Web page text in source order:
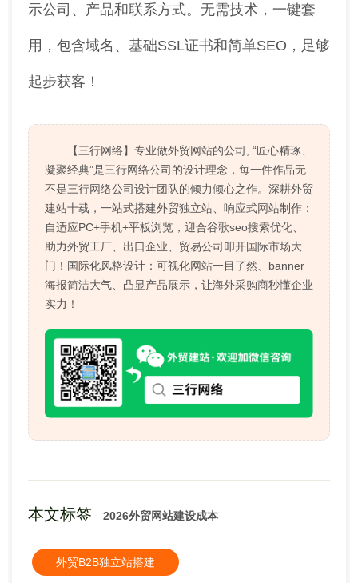
示公司、产品和联系方式。无需技术，一键套
用，包含域名、基础SSL证书和简单SEO，足够
起步获客！
【三行网络】专业做外贸网站的公司, “匠心精琢、
凝聚经典”是三行网络公司的设计理念，每一件作品无
不是三行网络公司设计团队的倾力倾心之作。深耕外贸
建站十载，一站式搭建外贸独立站、响应式网站制作：
自适应PC+手机+平板浏览，迎合谷歌seo搜索优化、
助力外贸工厂、出口企业、贸易公司叩开国际市场大
门！国际化风格设计：可视化网站一目了然、banner
海报简洁大气、凸显产品展示，让海外采购商秒懂企业
实力！
本文标签 2026外贸网站建设成本
外贸B2B独立站搭建